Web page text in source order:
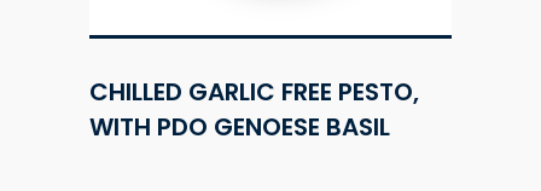
CHILLED GARLIC FREE PESTO,
WITH PDO GENOESE BASIL